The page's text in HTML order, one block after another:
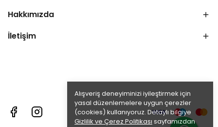
Alışveriş deneyiminizi iyileştirmek için
yasal düzenlemelere uygun çerezler
(cookies) kullanıyoruz. Detaylı bilgiye
Gizlilik ve Çerez Politikası sayfamızdan
Hakkımızda
İletişim